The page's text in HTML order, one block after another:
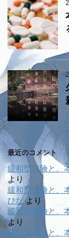
最近のコメント
緩和型保険と、
より
緩和型保険と、
ひなより
緩和型保険と、
より
緩和型保険と、